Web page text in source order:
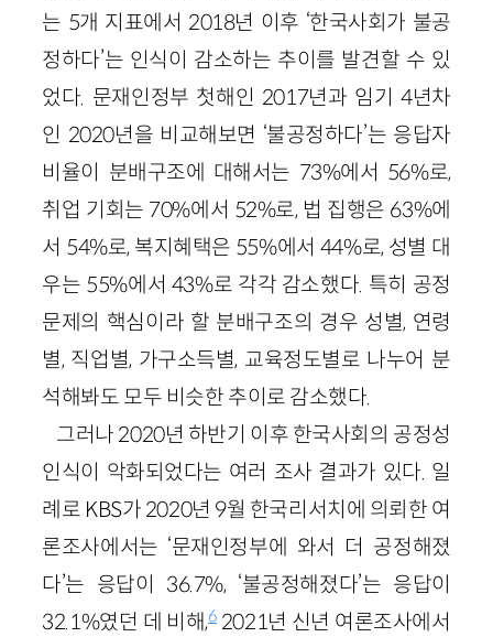
는 5개 지표에서 2018년 이후 ‘한국사회가 불공
정하다’는 인식이 감소하는 추이를 발견할 수 있
었다. 문재인정부 첫해인 2017년과 임기 4년차
인 2020년을 비교해보면 ‘불공정하다’는 응답자
비율이 분배구조에 대해서는 73%에서 56%로,
취업 기회는 70%에서 52%로, 법 집행은 63%에
서 54%로, 복지혜택은 55%에서 44%로, 성별 대
우는 55%에서 43%로 각각 감소했다. 특히 공정
문제의 핵심이라 할 분배구조의 경우 성별, 연령
별, 직업별, 가구소득별, 교육정도별로 나누어 분
석해봐도 모두 비슷한 추이로 감소했다.
그러나 2020년 하반기 이후 한국사회의 공정성
인식이 악화되었다는 여러 조사 결과가 있다. 일
례로 KBS가 2020년 9월 한국리서치에 의뢰한 여
론조사에서는 ‘문재인정부에 와서 더 공정해졌
다’는 응답이 36.7%, ‘불공정해졌다’는 응답이
32.1%였던 데 비해,62021년 신년 여론조사에서